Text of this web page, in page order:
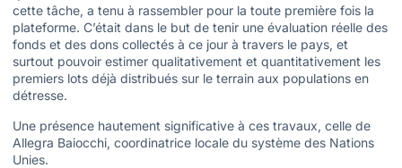
cette tâche, a tenu à rassembler pour la toute première fois la
plateforme. C’était dans le but de tenir une évaluation réelle des
fonds et des dons collectés à ce jour à travers le pays, et
surtout pouvoir estimer qualitativement et quantitativement les
premiers lots déjà distribués sur le terrain aux populations en
détresse.
Une présence hautement significative à ces travaux, celle de
Allegra Baiocchi, coordinatrice locale du système des Nations
Unies.